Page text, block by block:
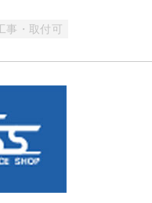
事・取付可